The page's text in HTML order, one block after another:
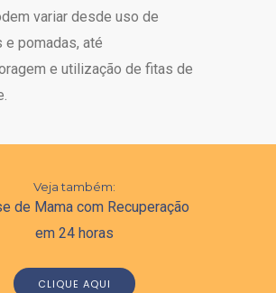
variar desde uso de
e pomadas, até
e utilização de fitas de
Veja também:
de Mama com Recuperação
em 24 horas
CLIQUE AQUI